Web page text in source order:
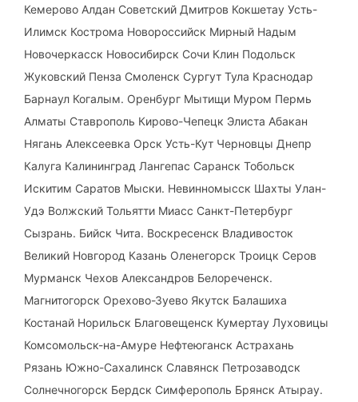
Кемерово Алдан Советский Дмитров Кокшетау Усть-
Илимск Кострома Новороссийск Мирный Надым
Новочеркасск Новосибирск Сочи Клин Подольск
Жуковский Пенза Смоленск Сургут Тула Краснодар
Барнаул Когалым. Оренбург Мытищи Муром Пермь
Алматы Ставрополь Кирово-Чепецк Элиста Абакан
Нягань Алексеевка Орск Усть-Кут Черновцы Днепр
Калуга Калининград Лангепас Саранск Тобольск
Искитим Саратов Мыски. Невинномысск Шахты Улан-
Удэ Волжский Тольятти Миасс Санкт-Петербург
Сызрань. Бийск Чита. Воскресенск Владивосток
Великий Новгород Казань Оленегорск Троицк Серов
Мурманск Чехов Александров Белореченск.
Магнитогорск Орехово-Зуево Якутск Балашиха
Костанай Норильск Благовещенск Кумертау Луховицы
Комсомольск-на-Амуре Нефтеюганск Астрахань
Рязань Южно-Сахалинск Славянск Петрозаводск
Солнечногорск Бердск Симферополь Брянск Атырау.